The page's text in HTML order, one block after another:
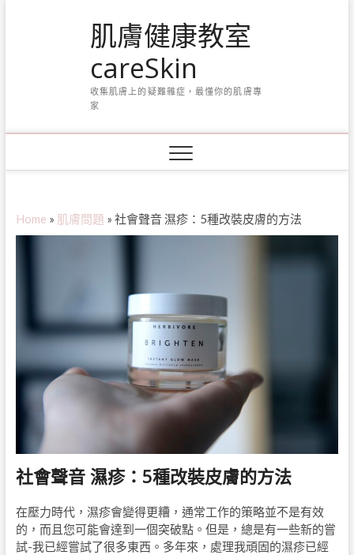
肌膚健康教室
careSkin
收集肌膚上的疑難雜症，最懂你的肌膚專
家
Home » 肌膚問題 » 社會聲音 濕疹：5種改裝皮膚的方法
社會聲音 濕疹：5種改裝皮膚的方法
在壓力時代，濕疹會變得更糟，通常工作的策略並不是有效
的，而且您可能會達到一個突破點。但是，總是有一些新的嘗
試-我已經嘗試了很多東西。多年來，處理我頑固的濕疹已經